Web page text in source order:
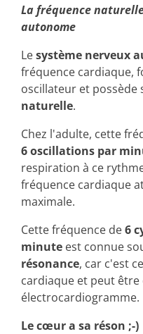
La fréquence
autonome
Lesystème nerveux
fréquence cardiaque,
oscillateur et possède
naturelle.
Chez l'adulte, cette
6 oscillations par
respiration à ce
fréquence cardiaque
maximale.
Cette fréquence de6
minute est connue
résonance, car c'est
cardiaque et peut
électrocardiogramme.
Le cœur a sa réson ;-)